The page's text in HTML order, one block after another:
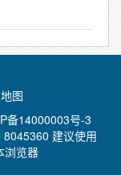
图
备14000003号-3
8045360 建议使用
浏览器